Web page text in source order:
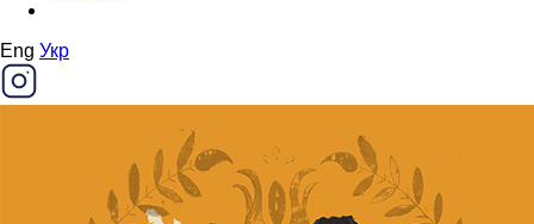
Eng Укр